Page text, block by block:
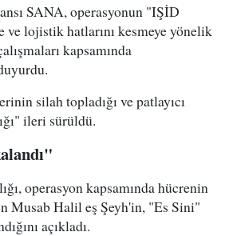
SANA, operasyonun "IŞİD
ve lojistik hatlarını kesmeye yönelik
kapsamında
silah topladığı ve patlayıcı
ileri sürüldü.
operasyon kapsamında hücrenin
Musab Halil eş Şeyh'in, "Es Sini"
açıkladı.